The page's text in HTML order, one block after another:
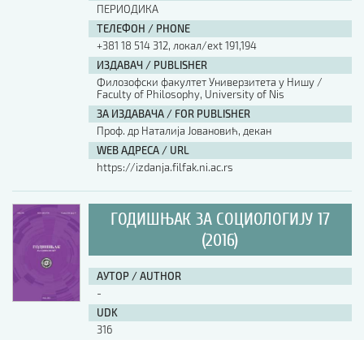
ПЕРИОДИКА
ТЕЛЕФОН / PHONE
+381 18 514 312, локал/ext 191,194
ИЗДАВАЧ / PUBLISHER
Филозофски факултет Универзитета у Нишу /
Faculty of Philosophy, University of Nis
ЗА ИЗДАВАЧА / FOR PUBLISHER
Проф. др Наталија Јовановић, декан
WEB АДРЕСА / URL
https://izdanja.filfak.ni.ac.rs
ГОДИШЊАК ЗА СОЦИОЛОГИЈУ 17
(2016)
АУТОР / AUTHOR
-
UDK
316